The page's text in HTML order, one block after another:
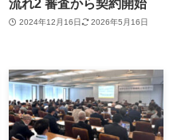
流れ2 審査から契約開始
2024年12月16日 2026年5月16日